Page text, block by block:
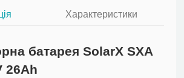
Характеристики
батарея SolarX SXA
26Ah